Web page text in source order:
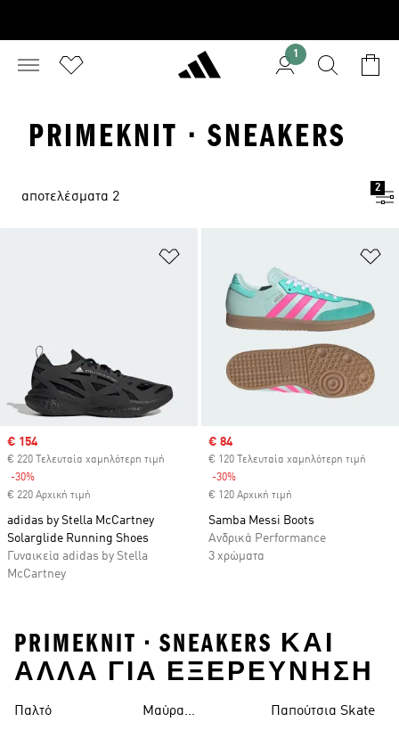
1
PRIMEKNIT · SNEAKERS
αποτελέσματα 2
2
Προσθήκη στη Λίστα Επιθυμιών
Sale price
€ 154
€ 220 Τελευταία χαμηλότερη τιμή
-30%
€ 220 Αρχική τιμή
adidas by Stella McCartney
Solarglide Running Shoes
Γυναικεία adidas by Stella
McCartney
Sale price
€ 84
€ 120 Τελευταία χαμηλότερη τιμή
-30%
€ 120 Αρχική τιμή
Samba Messi Boots
Ανδρικά Performance
3 χρώματα
PRIMEKNIT • SNEAKERS ΚΑΙ
ΑΛΛΑ ΓΙΑ ΕΞΕΡΕΥΝΗΣΗ
Παλτό
Μαύρα
Παπούτσια Skate